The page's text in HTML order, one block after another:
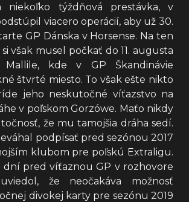
niekoľko týždňová prestávka, v
viacero operácií, aby už 30.
GP Dánska v Horsense. Na ten
však musel počkať do 11. augusta
Mallile, kde v GP Škandinávie
štvrté miesto. To však ešte nikto
jeho neskutočné víťazstvo na
v poľskom Gorzówe. Maťo nikdy
že mu tamojšia dráha sedí.
podpísať pred sezónou 2017
klubom pre poľskú Extraligu.
dní pred víťaznou GP v rozhovore
že neočakáva možnosť
divokej karty pre sezónu 2019